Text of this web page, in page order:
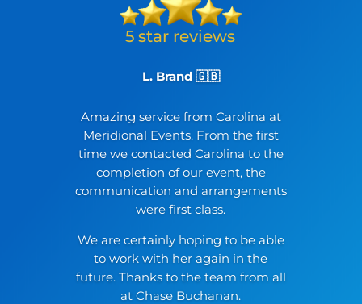
L. Brand 🇬🇧
Amazing service from Carolina at
Meridional Events. From the first
time we contacted Carolina to the
completion of our event, the
communication and arrangements
were first class.
We are certainly hoping to be able
to work with her again in the
future. Thanks to the team from all
at Chase Buchanan.